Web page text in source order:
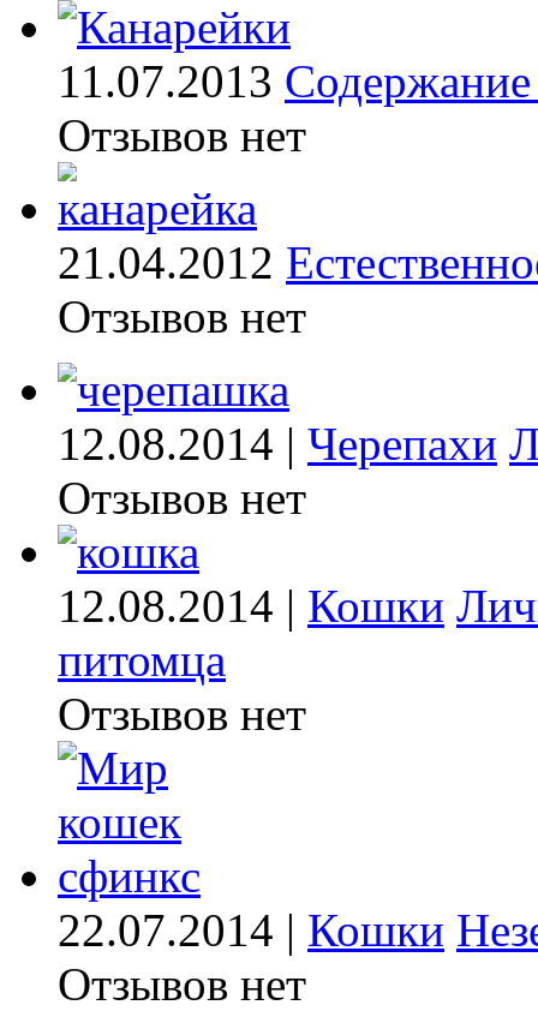
11.07.2013 Содержание
Отзывов нет
21.04.2012
Отзывов нет
12.08.2014 | Черепахи
Отзывов нет
12.08.2014 | Кошки
питомца
Отзывов нет
22.07.2014 | Кошки
Отзывов нет